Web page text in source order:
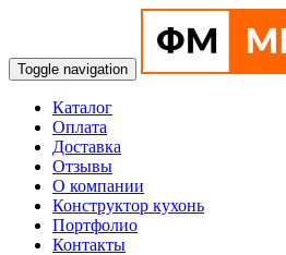
Toggle navigation
Каталог
Оплата
Доставка
Отзывы
О компании
Конструктор кухонь
Портфолио
Контакты